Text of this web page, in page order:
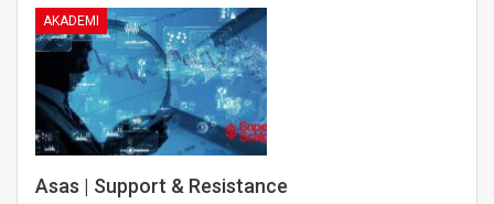
AKADEMI
Asas | Support & Resistance